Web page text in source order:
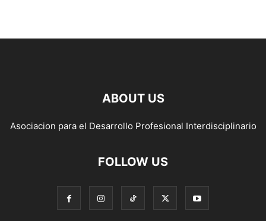
ABOUT US
Asociacion para el Desarrollo Profesional Interdisciplinario
FOLLOW US